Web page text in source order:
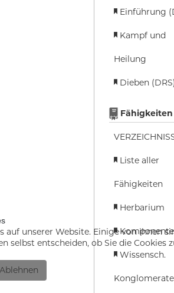
Einführung
Kampf und
Heilung
Dieben (DRS)
Fähigkeiten
Liste aller
Fähigkeiten
Herbarium
Wissensch.
Konglomerate
auf unserer Website. Einige von ihnen
selbst entscheiden, ob Sie die
Ablehnen